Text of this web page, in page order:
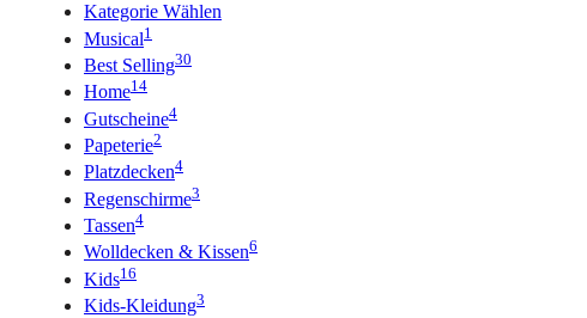
Kategorie Wählen
Musical1
Best Selling30
Home14
Gutscheine4
Papeterie2
Platzdecken4
Regenschirme3
Tassen4
Wolldecken & Kissen6
Kids16
Kids-Kleidung3